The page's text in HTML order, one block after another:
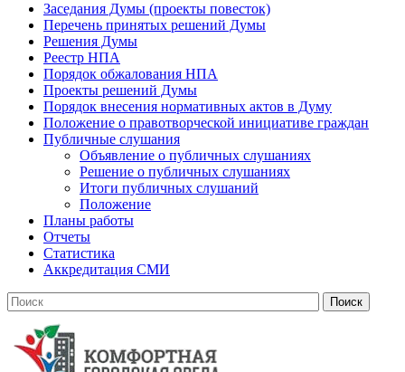
Заседания Думы (проекты повесток)
Перечень принятых решений Думы
Решения Думы
Реестр НПА
Порядок обжалования НПА
Проекты решений Думы
Порядок внесения нормативных актов в Думу
Положение о правотворческой инициативе граждан
Публичные слушания
Объявление о публичных слушаниях
Решение о публичных слушаниях
Итоги публичных слушаний
Положение
Планы работы
Отчеты
Статистика
Аккредитация СМИ